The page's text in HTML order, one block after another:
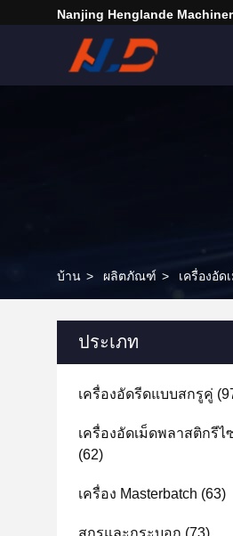
Nanjing Henglande
บ้าน > ผลิตภัณฑ์ > เครื่องอัด
ประเภท
เครื่องอัดรีดแบบสกรูคู่
เครื่องอัดเม็ดพลาสติกรีไ
(62)
เครื่อง Masterbatch (63)
สกรูและกระบอก (73)